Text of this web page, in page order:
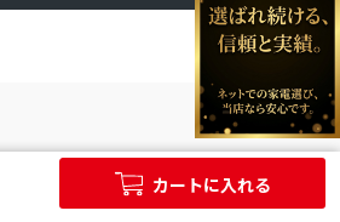
カートに入れる
サイン発行のSSL電子証明書を使用して
暗号化通信により保護されます。